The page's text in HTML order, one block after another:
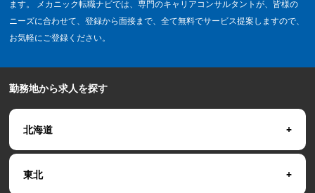
ます。 メカニック転職ナビでは、専門のキャリアコンサルタントが、皆様の
ニーズに合わせて、登録から面接まで、全て無料でサービス提案しますので、
お気軽にご登録ください。
勤務地から求人を探す
北海道
東北